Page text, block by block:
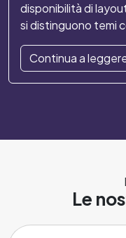
disponibilità di
si distinguono temi
Continua a
Le